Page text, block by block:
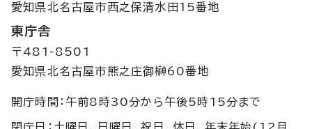
愛知県北名古屋市西之保清水田15番地
東庁舎
〒481-8501
愛知県北名古屋市熊之庄御榊60番地
開庁時間：午前8時30分から午後5時15分まで
閉庁日：土曜日、日曜日、祝日、休日、年末年始(12月